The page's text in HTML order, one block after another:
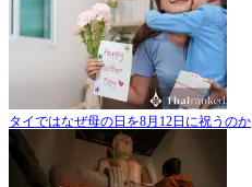
タイではなぜ母の日を8月12日に祝うのか